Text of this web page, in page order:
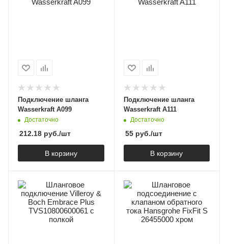
Подключение шланга
Wasserkraft A099
Достаточно
212.18 руб./шт
В корзину
Подключение шланга
Wasserkraft A111
Достаточно
55руб./шт
В корзину